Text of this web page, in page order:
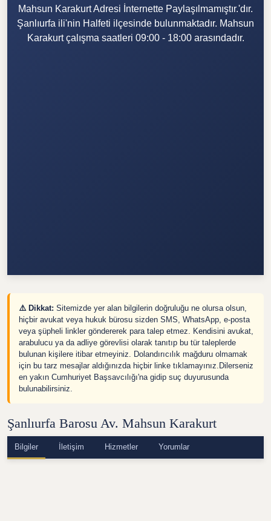
Mahsun Karakurt Adresi İnternette Paylaşılmamıştır.'dır.
Şanlıurfa ili'nin Halfeti ilçesinde bulunmaktadır. Mahsun
Karakurt çalışma saatleri 09:00 - 18:00 arasındadır.
⚠️ Dikkat: Sitemizde yer alan bilgilerin doğruluğu ne olursa olsun,
hiçbir avukat veya hukuk bürosu sizden SMS, WhatsApp, e-posta
veya şüpheli linkler göndererek para talep etmez. Kendisini avukat,
arabulucu ya da adliye görevlisi olarak tanıtıp bu tür taleplerde
bulunan kişilere itibar etmeyiniz. Dolandırıcılık mağduru olmamak
için bu tarz mesajlar aldığınızda hiçbir linke tıklamayınız.Dilerseniz
en yakın Cumhuriyet Başsavcılığı'na gidip suç duyurusunda
bulunabilirsiniz.
Şanlıurfa Barosu Av. Mahsun Karakurt
Bilgiler İletişim Hizmetler Yorumlar